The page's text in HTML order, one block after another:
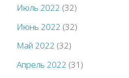
Июль 2022 (32)
Июнь 2022 (32)
Май 2022 (32)
Апрель 2022 (31)